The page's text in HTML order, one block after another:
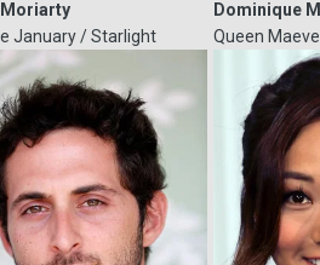
Moriarty
January / Starlight
Dominique
Queen Maeve